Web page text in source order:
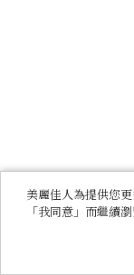
美麗佳人為提供您
「我同意」而繼續